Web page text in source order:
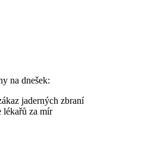
na dnešek:
jaderných zbraní
lékařů za mír